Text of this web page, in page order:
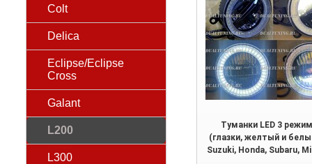
Colt
Delica
Eclipse/Eclipse
Cross
Galant
L200
L300
Туманки LED 3
(глазки, желтый и
Suzuki, Honda, Subaru,